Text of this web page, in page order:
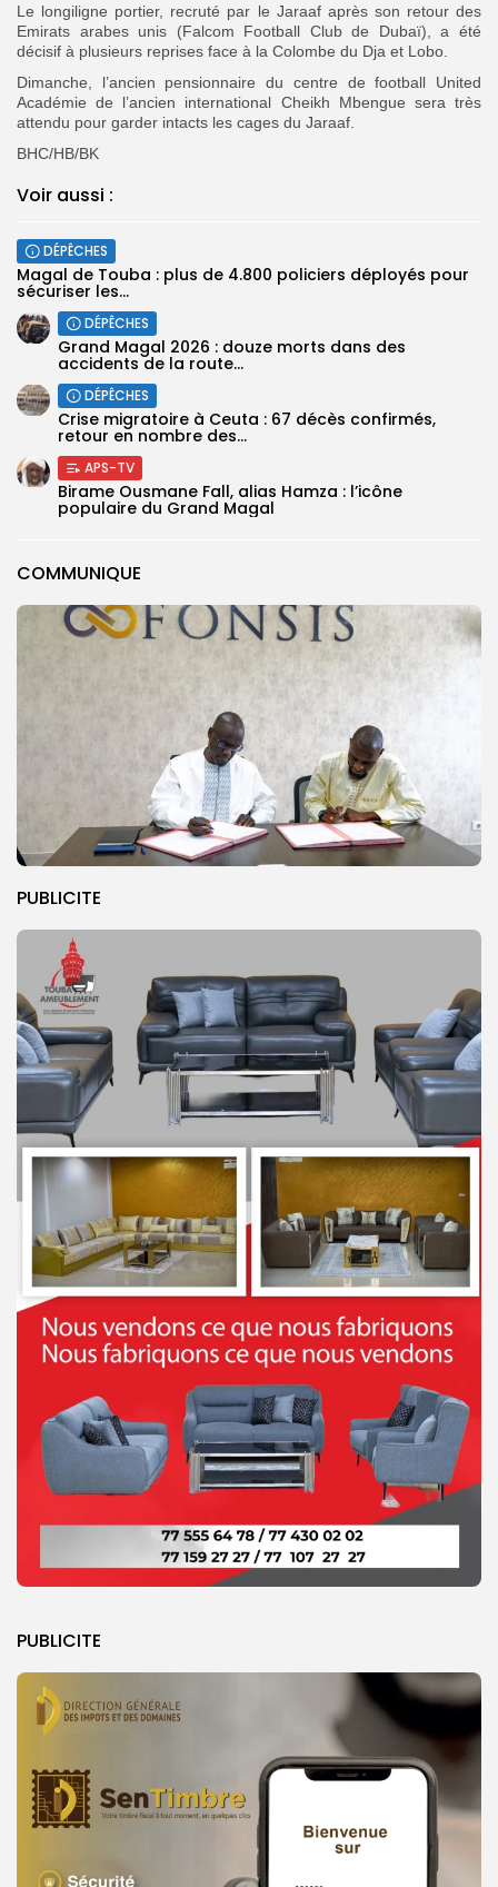
COMMUNIQUE
PUBLICITE
PUBLICITE
Le longiligne portier, recruté par le Jaraaf après son retour des
Emirats arabes unis (Falcom Football Club de Dubaï), a été
décisif à plusieurs reprises face à la Colombe du Dja et Lobo.
Dimanche, l’ancien pensionnaire du centre de football United
Académie de l’ancien international Cheikh Mben­gue sera très
attendu pour garder intacts les cages du Jaraaf.
BHC/HB/BK
Voir aussi :
DÉPÊCHES
Magal de Touba : plus de 4.800 policiers déployés pour
sécuriser les...
DÉPÊCHES
Grand Magal 2026 : douze morts dans des
accidents de la route...
DÉPÊCHES
Crise migratoire à Ceuta : 67 décès confirmés,
retour en nombre des...
APS-TV
Birame Ousmane Fall, alias Hamza : l’icône
populaire du Grand Magal